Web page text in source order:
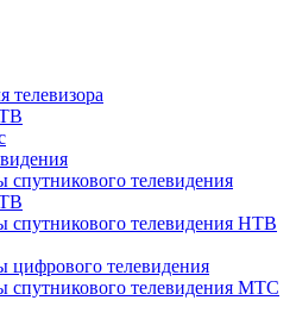
телевизора
спутникового телевидения
спутникового телевидения НТВ
цифрового телевидения
спутникового телевидения МТС